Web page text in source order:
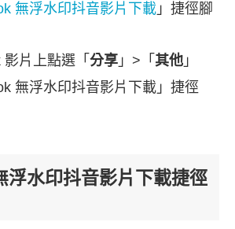
無浮水印抖音影片下載 」捷徑腳
片上點選「 分享 」>「 其他 」
無浮水印抖音影片下載」捷徑
浮水印抖音影片下載捷徑